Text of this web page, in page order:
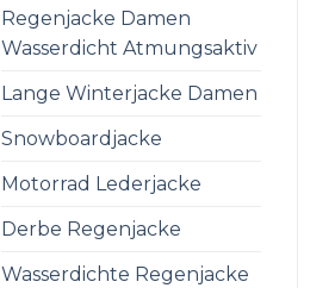
Regenjacke Damen
Wasserdicht Atmungsaktiv
Lange Winterjacke Damen
Snowboardjacke
Motorrad Lederjacke
Derbe Regenjacke
Wasserdichte Regenjacke